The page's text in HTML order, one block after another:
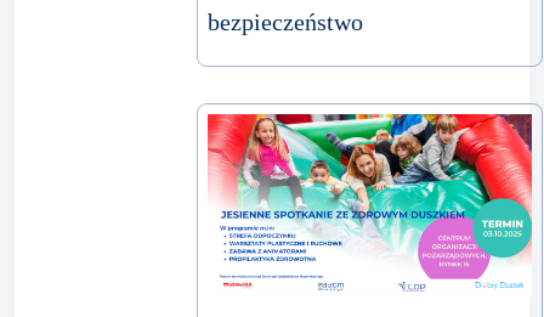
bezpieczeństwo